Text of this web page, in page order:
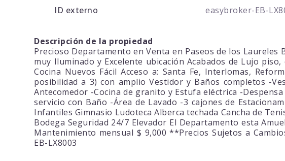
ID externo easybroker-EB-
Descripción de la propiedad
Precioso Departamento en Venta en Paseos de los Laureles
muy Iluminado y Excelente ubicación Acabados de Lujo
Cocina Nuevos Fácil Acceso a: Santa Fe, Interlomas,
posibilidad a 3) con amplio Vestidor y Baños completos -
Antecomedor -Cocina de granito y Estufa eléctrica -
servicio con Baño -Área de Lavado -3 cajones de
Infantiles Gimnasio Ludoteca Alberca techada Cancha de
Bodega Seguridad 24/7 Elevador El Departamento esta
Mantenimiento mensual $ 9,000 **Precios Sujetos a
EB-LX8003